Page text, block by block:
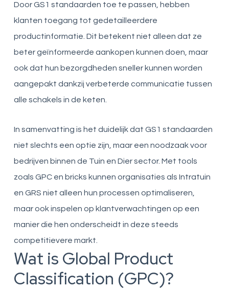
Door GS1 standaarden toe te passen, hebben
klanten toegang tot gedetailleerdere
productinformatie. Dit betekent niet alleen dat ze
beter geïnformeerde aankopen kunnen doen, maar
ook dat hun bezorgdheden sneller kunnen worden
aangepakt dankzij verbeterde communicatie tussen
alle schakels in de keten.
In samenvatting is het duidelijk dat GS1 standaarden
niet slechts een optie zijn, maar een noodzaak voor
bedrijven binnen de Tuin en Dier sector. Met tools
zoals GPC en bricks kunnen organisaties als Intratuin
en GRS niet alleen hun processen optimaliseren,
maar ook inspelen op klantverwachtingen op een
manier die hen onderscheidt in deze steeds
competitievere markt.
Wat is Global Product
Classification (GPC)?